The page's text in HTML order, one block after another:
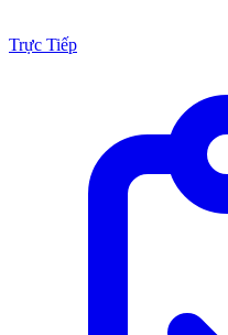
Trực Tiếp